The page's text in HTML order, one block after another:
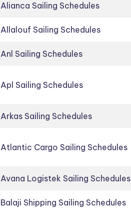
Alianca Sailing Schedules
Allalouf Sailing Schedules
Anl Sailing Schedules
Apl Sailing Schedules
Arkas Sailing Schedules
Atlantic Cargo Sailing Schedules
Avana Logistek Sailing Schedules
Balaji Shipping Sailing Schedules